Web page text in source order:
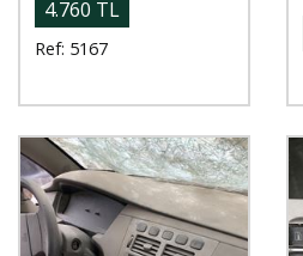
4.760 TL
Ref: 5167